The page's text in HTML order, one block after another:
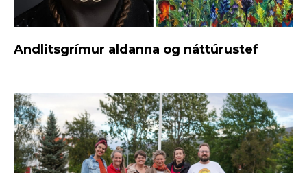
Andlitsgrímur aldanna og náttúrustef